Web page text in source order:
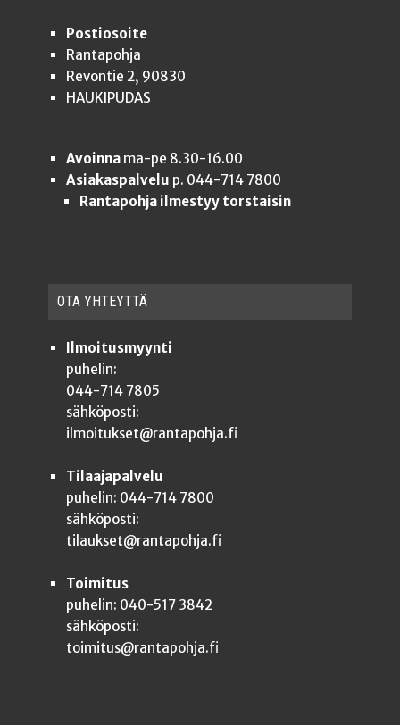
Postiosoite
Rantapohja
Revontie 2, 90830
HAUKIPUDAS
Avoinnama-pe 8.30-16.00
Asiakaspalvelu p. 044-714 7800
Rantapohja ilmestyy torstaisin
OTA YHTEYT­TÄ
Ilmoitusmyynti
puhelin:
044-714 7805
sähköposti:
ilmoitukset@rantapohja.fi
Tilaajapalvelu
puhelin: 044-714 7800
sähköposti:
tilaukset@rantapohja.fi
Toimitus
puhelin: 040-517 3842
sähköposti:
toimitus@rantapohja.fi